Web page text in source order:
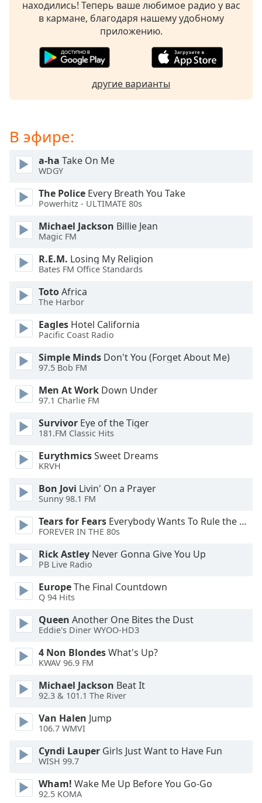
Color
Opacity
Edge
Style
Font
Family
Reset
Done
Modal
Dialog
dialog
находились! Теперь ваше любимое радио у вас
в кармане, благодаря нашему удобному
приложению.
другие варианты
В эфире:
a-ha Take On Me
WDGY
The Police Every Breath You Take
Powerhitz - ULTIMATE 80s
Michael Jackson Billie Jean
Magic FM
R.E.M. Losing My Religion
Bates FM Office Standards
TotoAfrica
The Harbor
Eagles Hotel California
Pacific Coast Radio
Simple Minds Don't You (Forget About Me)
97.5 Bob FM
Men At Work Down Under
97.1 Charlie FM
Survivor Eye of the Tiger
181.FM Classic Hits
EurythmicsSweet Dreams
KRVH
Bon Jovi Livin' On a Prayer
Sunny 98.1 FM
Tears for Fears Everybody Wants To Rule the World
FOREVER IN THE 80s
Rick Astley Never Gonna Give You Up
PB Live Radio
EuropeThe Final Countdown
Q 94 Hits
Queen Another One Bites the Dust
Eddie's Diner WYOO-HD3
4 Non BlondesWhat's Up?
KWAV 96.9 FM
Michael Jackson Beat It
92.3 & 101.1 The River
Van Halen Jump
106.7 WMVI
Cyndi Lauper Girls Just Want to Have Fun
WISH 99.7
Wham! Wake Me Up Before You Go-Go
92.5 KOMA